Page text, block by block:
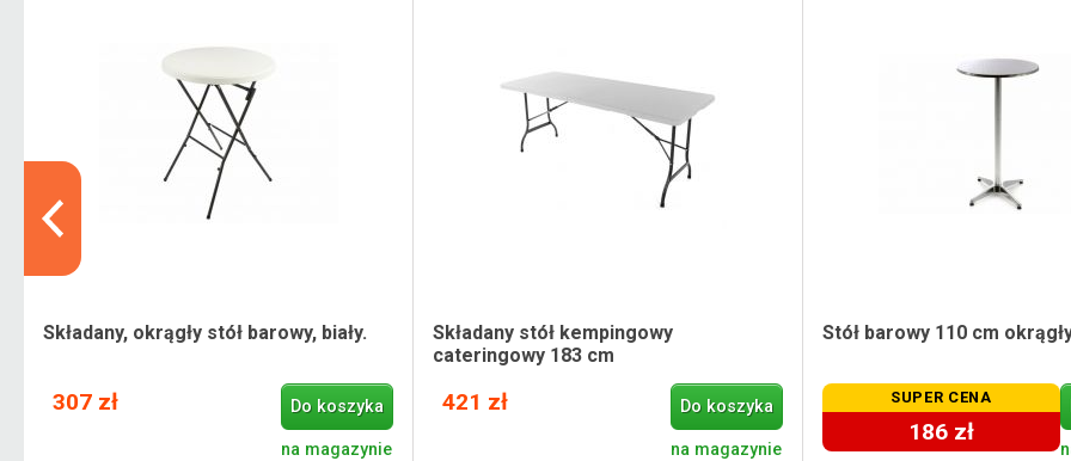
Składany, okrągły stół barowy, biały.
307 zł Do koszyka
na magazynie
Składany stół kempingowy
cateringowy 183 cm
421 zł Do koszyka
na magazynie
Stół barowy 110 cm
SUPER CENA
186 zł